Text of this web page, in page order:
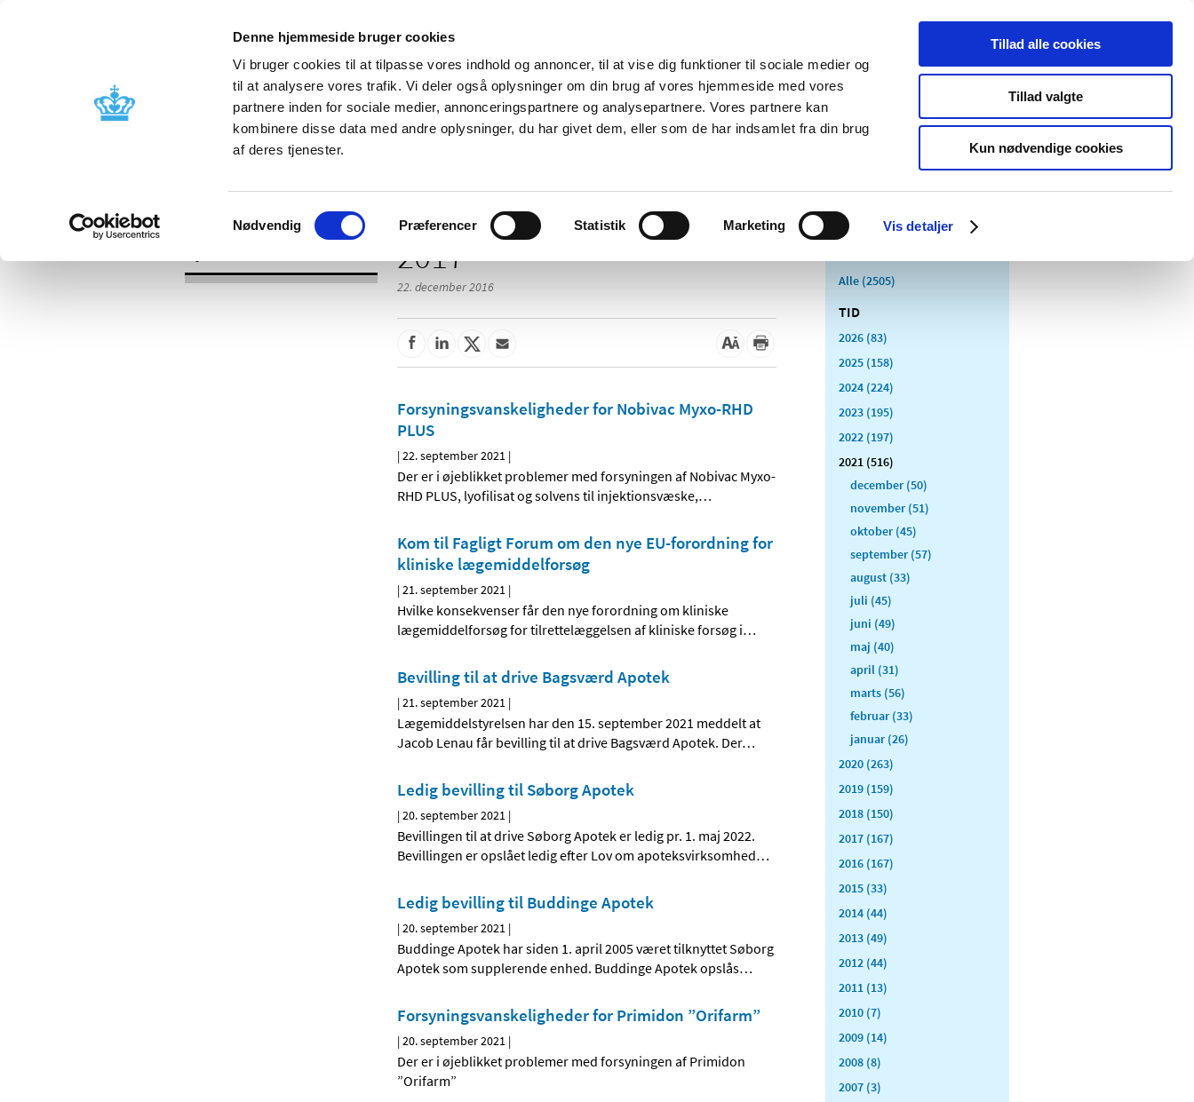
Denne hjemmeside bruger cookies
Vi bruger cookies til at tilpasse vores indhold og annoncer, til at vise dig funktioner til sociale medier og
til at analysere vores trafik. Vi deler også oplysninger om din brug af vores hjemmeside med vores
partnere inden for sociale medier, annonceringspartnere og analysepartnere. Vores partnere kan
kombinere disse data med andre oplysninger, du har givet dem, eller som de har indsamlet fra din brug
af deres tjenester.
Samtykkevalg
Nødvendig Præferencer Statistik Marketing Vis detaljer
Tillad alle cookies
Tillad valgte
Kun nødvendige cookies
Nyheder Om os Kontakt Udgivelser
Godkendelse og
Bivirkninger og
produktinformation
Tilskud og
Apoteker og salg af
Medicinsk
Særlige
produktområder
2017
22. december 2016
Forsyningsvanskeligheder for Nobivac Myxo-RHD
PLUS
|22. september 2021 |
Der er i øjeblikket problemer med forsyningen af Nobivac Myxo-
RHD PLUS, lyofilisat og solvens til injektionsvæske,…
Kom til Fagligt Forum om den nye EU-forordning for
kliniske lægemiddelforsøg
|21. september 2021 |
Hvilke konsekvenser får den nye forordning om kliniske
lægemiddelforsøg for tilrettelæggelsen af kliniske forsøg i…
Bevilling til at drive Bagsværd Apotek
|21. september 2021 |
Lægemiddelstyrelsen har den 15. september 2021 meddelt at
Jacob Lenau får bevilling til at drive Bagsværd Apotek. Der…
Ledig bevilling til Søborg Apotek
|20. september 2021 |
Bevillingen til at drive Søborg Apotek er ledig pr. 1. maj 2022.
Bevillingen er opslået ledig efter Lov om apoteksvirksomhed…
Ledig bevilling til Buddinge Apotek
|20. september 2021 |
Buddinge Apotek har siden 1. april 2005 været tilknyttet Søborg
Apotek som supplerende enhed. Buddinge Apotek opslås…
Forsyningsvanskeligheder for Primidon ”Orifarm”
|20. september 2021 |
Der er i øjeblikket problemer med forsyningen af Primidon
”Orifarm”
Alle (2505)
TID
2026 (83)
2025 (158)
2024 (224)
2023 (195)
2022 (197)
2021 (516)
december (50)
november (51)
oktober (45)
september (57)
august (33)
juli (45)
juni (49)
maj (40)
april (31)
marts (56)
februar (33)
januar (26)
2020 (263)
2019 (159)
2018 (150)
2017 (167)
2016 (167)
2015 (33)
2014 (44)
2013 (49)
2012 (44)
2011 (13)
2010 (7)
2009 (14)
2008 (8)
2007 (3)